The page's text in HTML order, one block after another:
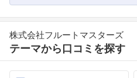
株式会社フルートマスターズ
テーマから口コミを探す